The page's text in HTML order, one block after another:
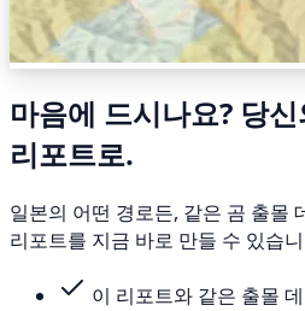
마음에 드시나요? 당
리포트로.
일본의 어떤 경로든, 같은 곰 출몰
리포트를 지금 바로 만들 수 있습
이 리포트와 같은 출몰